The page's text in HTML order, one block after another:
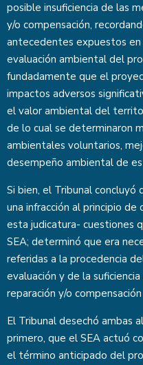
posible insuficiencia de las
y/o compensación,
antecedentes expuestos en
evaluación ambiental del
fundadamente que el
impactos adversos
el valor ambiental del
de lo cual se determinaron
ambientales voluntarios,
desempeño ambiental de
Si bien, el Tribunal concluyó
una infracción al principio
esta judicatura- cuestiones
SEA; determinó que era
referidas a la procedencia
evaluación y de la
reparación y/o
El Tribunal desechó ambas
primero, que el SEA actuó
el término anticipado del